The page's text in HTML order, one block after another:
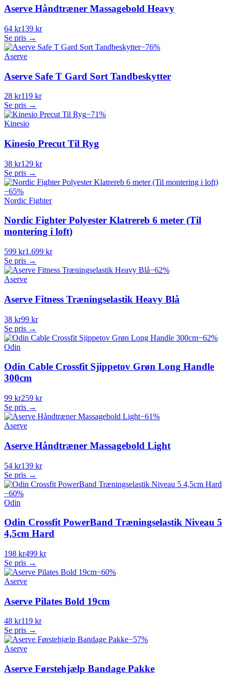
Aserve Håndtræner Massagebold Heavy
64 kr139 kr
Se pris →
−76%
Aserve
Aserve Safe T Gard Sort Tandbeskytter
28 kr119 kr
Se pris →
−71%
Kinesio
Kinesio Precut Til Ryg
38 kr129 kr
Se pris →
−65%
Nordic Fighter
Nordic Fighter Polyester Klatrereb 6 meter (Til
montering i loft)
599 kr1.699 kr
Se pris →
−62%
Aserve
Aserve Fitness Træningselastik Heavy Blå
38 kr99 kr
Se pris →
−62%
Odin
Odin Cable Crossfit Sjippetov Grøn Long Handle
300cm
99 kr259 kr
Se pris →
−61%
Aserve
Aserve Håndtræner Massagebold Light
54 kr139 kr
Se pris →
−60%
Odin
Odin Crossfit PowerBand Træningselastik Niveau 5
4,5cm Hard
198 kr499 kr
Se pris →
−60%
Aserve
Aserve Pilates Bold 19cm
48 kr119 kr
Se pris →
−57%
Aserve
Aserve Førstehjælp Bandage Pakke